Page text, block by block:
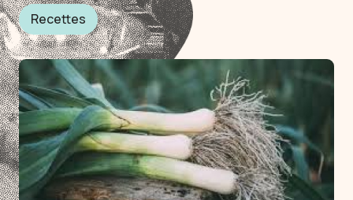
Recettes